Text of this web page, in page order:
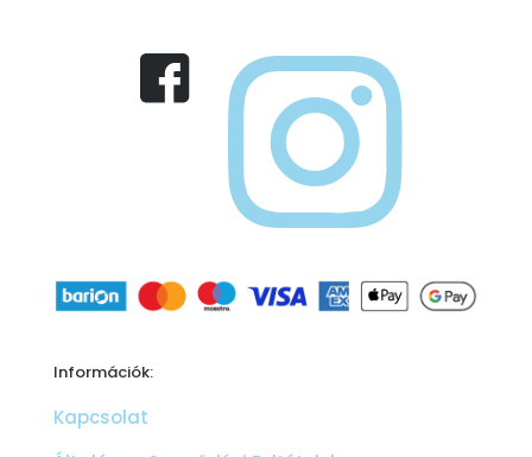
Információk:
Kapcsolat